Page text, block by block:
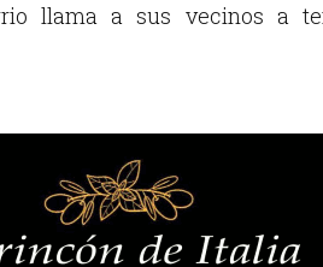
llama a sus vecinos a